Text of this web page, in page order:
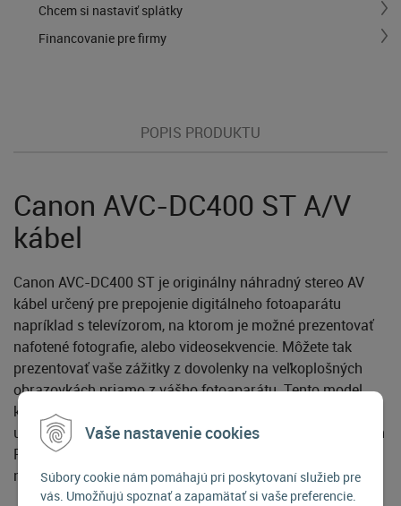
Vaše nastavenie cookies
Súbory cookie nám pomáhajú pri poskytovaní služieb pre
vás. Umožňujú spoznať a zapamätať si vaše preferencie.
Chcem si nastaviť splátky
Financovanie pre firmy
POPIS PRODUKTU
Canon AVC-DC400 ST A/V
kábel
Canon AVC-DC400 ST je originálny náhradný stereo AV
kábel určený pre prepojenie digitálneho fotoaparátu
napríklad s televízorom, na ktorom je možné prezentovať
nafotené fotografie, alebo videosekvencie. Môžete tak
prezentovať vaše zážitky z dovolenky na veľkoplošných
obrazovkách priamo z vášho fotoaparátu. Tento model
káblu je vyrábaný v čiernom farebnom prevedení. Výrobca
udáva kompatibilitu s vybranými fotoaparátmi rady Canon
PowerShot. Aktuálne kompatibilné digitálne fotoaparáty
nájdete na stránkach výrobcutu